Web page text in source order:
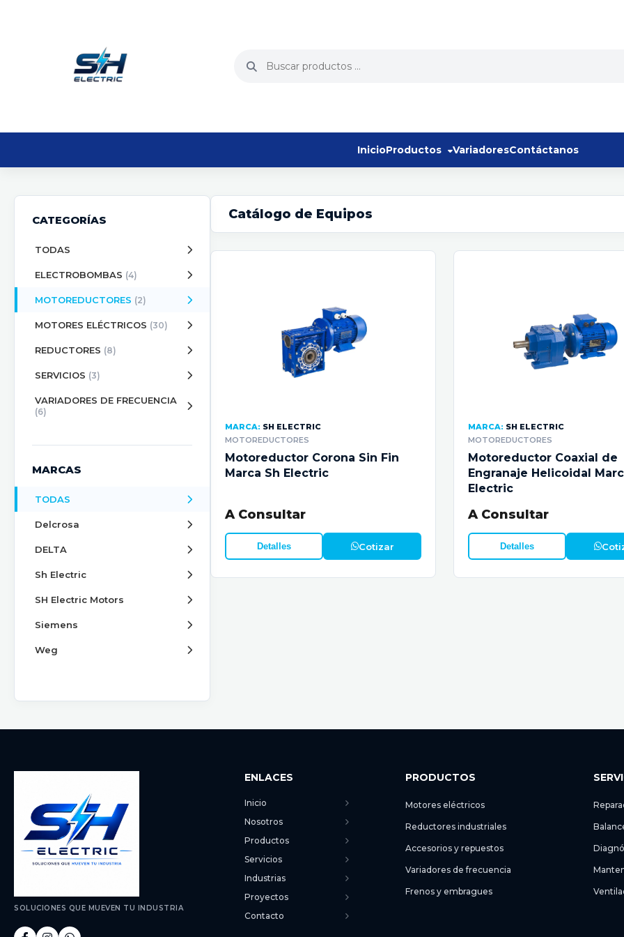
InicioProductos VariadoresContáctanos
CATEGORÍAS
TODAS
ELECTROBOMBAS (4)
MOTOREDUCTORES (2)
MOTORES ELÉCTRICOS (30)
REDUCTORES (8)
SERVICIOS (3)
VARIADORES DE FRECUENCIA
(6)
MARCAS
TODAS
Delcrosa
DELTA
Sh Electric
SH Electric Motors
Siemens
Weg
Catálogo de Equipos
MARCA: SH ELECTRIC
MOTOREDUCTORES
Motoreductor Corona Sin Fin
Marca Sh Electric
A Consultar
Detalles Cotizar
MARCA: SH ELECTRIC
MOTOREDUCTORES
Motoreductor Coaxial de
Engranaje Helicoidal
Electric
A Consultar
Detalles
SOLUCIONES QUE MUEVEN TU INDUSTRIA
ENLACES
Inicio
Nosotros
Productos
Servicios
Industrias
Proyectos
Contacto
PRODUCTOS
Motores eléctricos
Reductores industriales
Accesorios y repuestos
Variadores de frecuencia
Frenos y embragues